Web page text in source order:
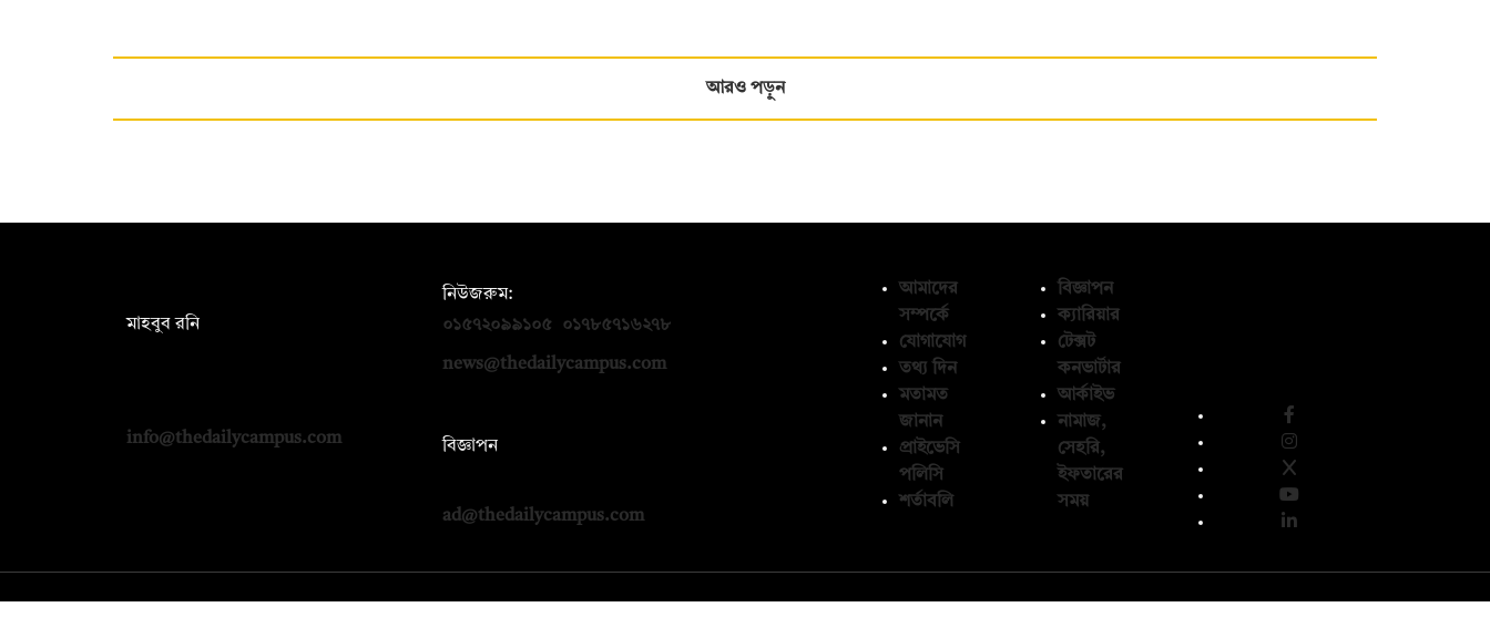
আরও পড়ুন
মাহবুব রনি
info@thedailycampus.com
নিউজরুম:
০১৫৭২০৯৯১০৫
০১৭৮৫৭১৬২৭৮
news@thedailycampus.com
বিজ্ঞাপন
ad@thedailycampus.com
আমাদের
সম্পর্কে
যোগাযোগ
তথ্য দিন
মতামত
জানান
প্রাইভেসি
পলিসি
শর্তাবলি
বিজ্ঞাপন
ক্যারিয়ার
টেক্সট
কনভার্টার
আর্কাইভ
নামাজ,
সেহরি,
ইফতারের
সময়
© কপিরাইট 2026, দ্য ডেইলি ক্যাম্পাস লিমিটেড